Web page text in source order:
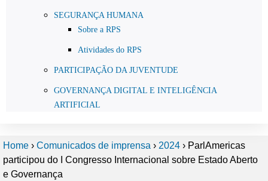
SEGURANÇA HUMANA
Sobre a RPS
Atividades do RPS
PARTICIPAÇÃO DA JUVENTUDE
GOVERNANÇA DIGITAL E INTELIGÊNCIA
ARTIFICIAL
Home › Comunicados de imprensa › 2024 › ParlAmericas
participou do I Congresso Internacional sobre Estado Aberto
e Governança